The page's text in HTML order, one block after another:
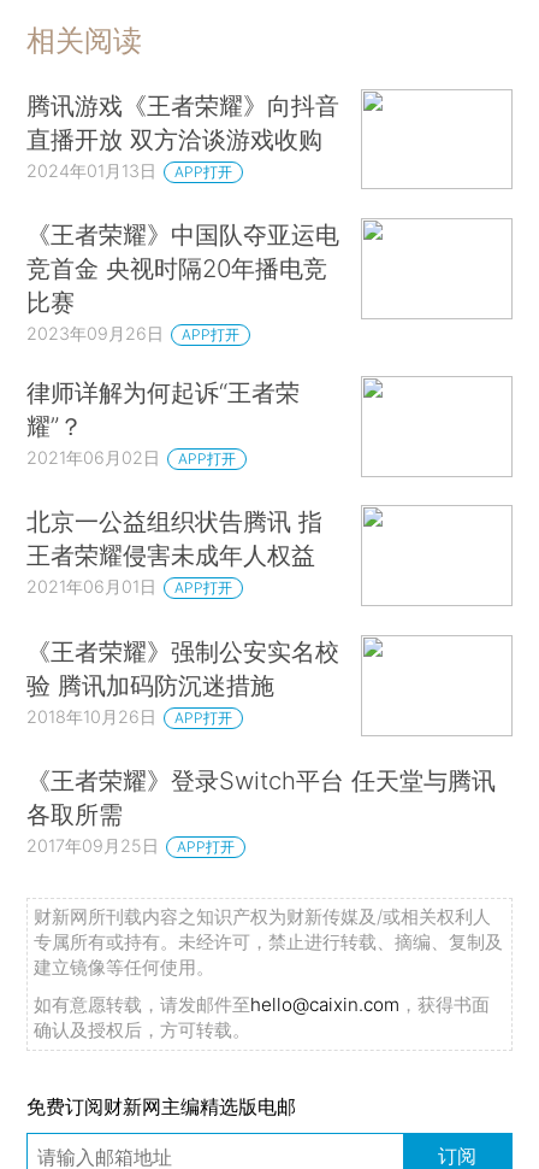
相关阅读
腾讯游戏《王者荣耀》向抖音
直播开放 双方洽谈游戏收购
2024年01月13日 APP打开
《王者荣耀》中国队夺亚运电
竞首金 央视时隔20年播电竞
比赛
2023年09月26日 APP打开
律师详解为何起诉“王者荣
耀”？
2021年06月02日 APP打开
北京一公益组织状告腾讯 指
王者荣耀侵害未成年人权益
2021年06月01日 APP打开
《王者荣耀》强制公安实名校
验 腾讯加码防沉迷措施
2018年10月26日 APP打开
《王者荣耀》登录Switch平台 任天堂与腾讯
各取所需
2017年09月25日 APP打开
财新网所刊载内容之知识产权为财新传媒及/或相关权利人
专属所有或持有。未经许可，禁止进行转载、摘编、复制及
建立镜像等任何使用。
如有意愿转载，请发邮件至hello@caixin.com ，获得书面
确认及授权后，方可转载。
免费订阅财新网主编精选版电邮
订阅